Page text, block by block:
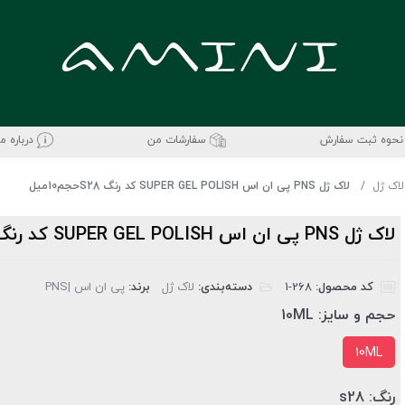
نحوه ثبت سفارش سفارشات من درباره
لاک ژل لاک ژل PNS پی ان اس SUPER GEL POLISH کد رنگ S28حجم10میل
لاک ژل PNS پی ان اس SUPER GEL POLISH کد رنگ S28حجم10میل
کد محصول: دسته‌بندی: لاک ژل برند: پی ان اس |PNS
حجم و سایز: 10ML
10ML
رنگ: s28